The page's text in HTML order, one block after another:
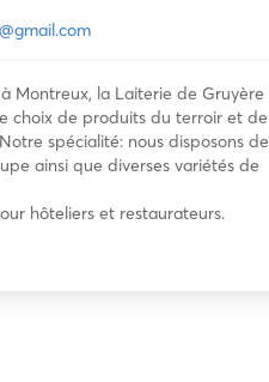
Montreux, la Laiterie de Gruyère
choix de produits du terroir et de
spécialité: nous disposons de
ainsi que diverses variétés de
hôteliers et restaurateurs.